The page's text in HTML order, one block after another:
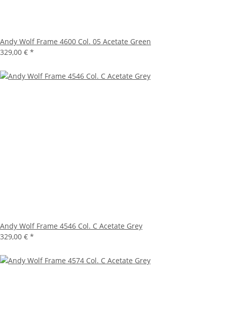
Andy Wolf Frame 4600 Col. 05 Acetate Green
329,00 € *
Andy Wolf Frame 4546 Col. C Acetate Grey
329,00 € *